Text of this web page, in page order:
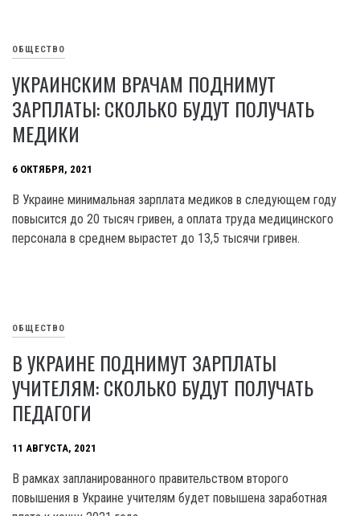
ОБЩЕСТВО
УКРАИНСКИМ ВРАЧАМ ПОДНИМУТ
ЗАРПЛАТЫ: СКОЛЬКО БУДУТ ПОЛУЧАТЬ
МЕДИКИ
6 ОКТЯБРЯ, 2021
В Украине минимальная зарплата медиков в следующем году
повысится до 20 тысяч гривен, а оплата труда медицинского
персонала в среднем вырастет до 13,5 тысячи гривен.
ОБЩЕСТВО
В УКРАИНЕ ПОДНИМУТ ЗАРПЛАТЫ
УЧИТЕЛЯМ: СКОЛЬКО БУДУТ ПОЛУЧАТЬ
ПЕДАГОГИ
11 АВГУСТА, 2021
В рамках запланированного правительством второго
повышения в Украине учителям будет повышена заработная